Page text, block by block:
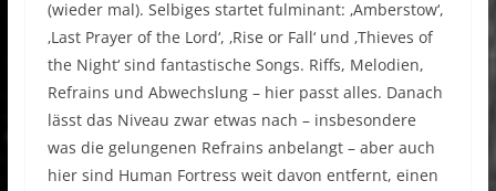
(wieder mal). Selbiges startet fulminant: ‚Amberstow‘,
‚Last Prayer of the Lord‘, ‚Rise or Fall‘ und ‚Thieves of
the Night‘ sind fantastische Songs. Riffs, Melodien,
Refrains und Abwechslung – hier passt alles. Danach
lässt das Niveau zwar etwas nach – insbesondere
was die gelungenen Refrains anbelangt – aber auch
hier sind Human Fortress weit davon entfernt, einen